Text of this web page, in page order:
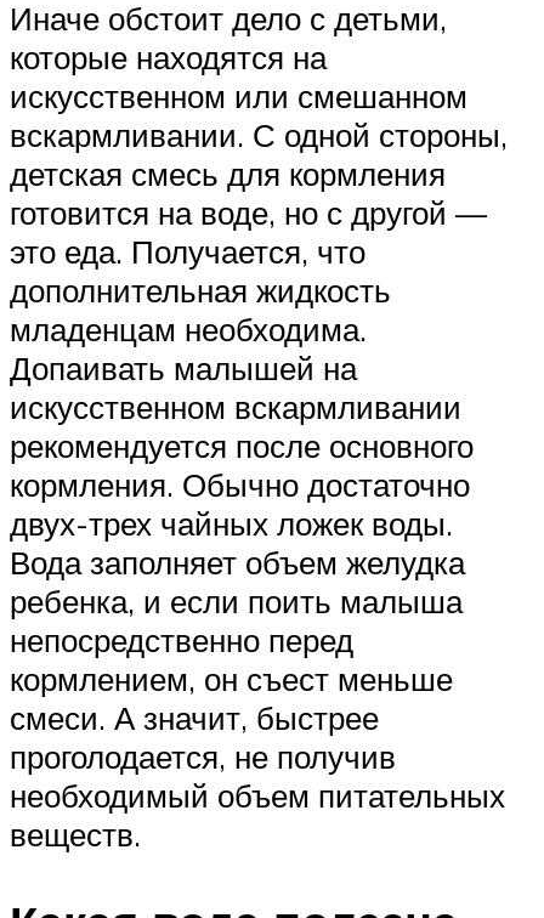
Иначе обстоит дело с детьми,
которые находятся на
искусственном или смешанном
вскармливании. С одной стороны,
детская смесь для кормления
готовится на воде, но с другой —
это еда. Получается, что
дополнительная жидкость
младенцам необходима.
Допаивать малышей на
искусственном вскармливании
рекомендуется после основного
кормления. Обычно достаточно
двух-трех чайных ложек воды.
Вода заполняет объем желудка
ребенка, и если поить малыша
непосредственно перед
кормлением, он съест меньше
смеси. А значит, быстрее
проголодается, не получив
необходимый объем питательных
веществ.